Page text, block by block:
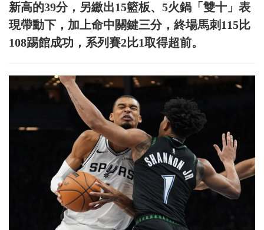
新高的39分，另繳出15籃板、5火鍋「雙十」表
現帶動下，加上命中關鍵三分，終場馬刺115比
108踢館成功，系列賽2比1取得超前。